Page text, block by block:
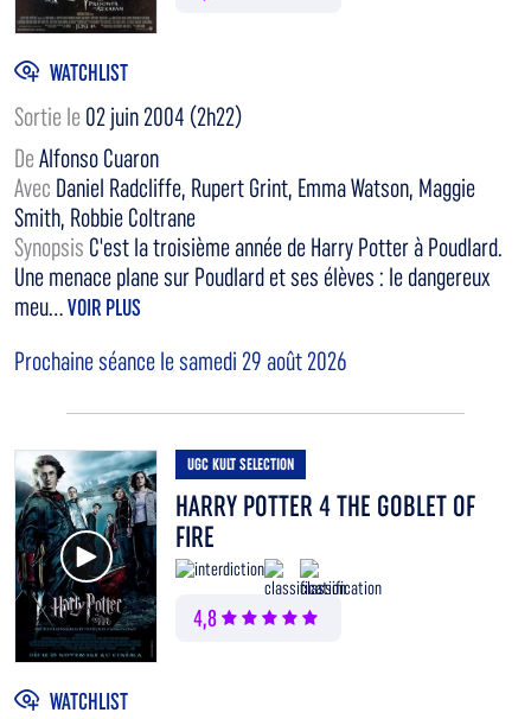
WATCHLIST
Sortie le 02 juin 2004 (2h22)
De Alfonso Cuaron
Avec Daniel Radcliffe, Rupert Grint, Emma Watson, Maggie
Smith, Robbie Coltrane
Synopsis C'est la troisième année de Harry Potter à Poudlard.
Une menace plane sur Poudlard et ses élèves : le dangereux
meu...VOIR PLUS
Prochaine séance le samedi 29 août 2026
Voir la bande annonce
UGC KULT SELECTION
HARRY POTTER 4 THE GOBLET OF
FIRE
4,8
WATCHLIST